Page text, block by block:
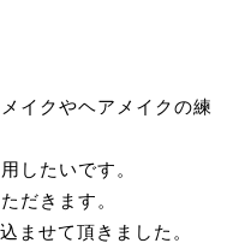
イクやヘアメイクの練
したいです。
だきます。
ませて頂きました。